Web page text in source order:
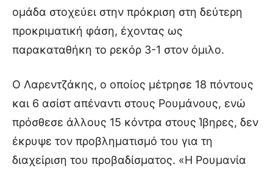
ομάδα στοχεύει στην πρόκριση στη δεύτερη
προκριματική φάση, έχοντας ως
παρακαταθήκη το ρεκόρ 3-1 στον όμιλο.
Ο Λαρεντζάκης, ο οποίος μέτρησε 18 πόντους
και 6 ασίστ απέναντι στους Ρουμάνους, ενώ
πρόσθεσε άλλους 15 κόντρα στους Ίβηρες, δεν
έκρυψε τον προβληματισμό του για τη
διαχείριση του προβαδίσματος. «Η Ρουμανία